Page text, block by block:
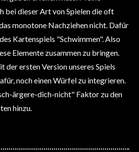
bei dieser Art von Spielen die oft
monotone Nachziehen nicht. Dafür
Kartenspiels "Schwimmen". Also
Elemente zusammen zu bringen.
der ersten Version unseres Spiels
noch einen Würfel zu integrieren.
ärgere-dich-nicht" Faktor zu den
hinzu.